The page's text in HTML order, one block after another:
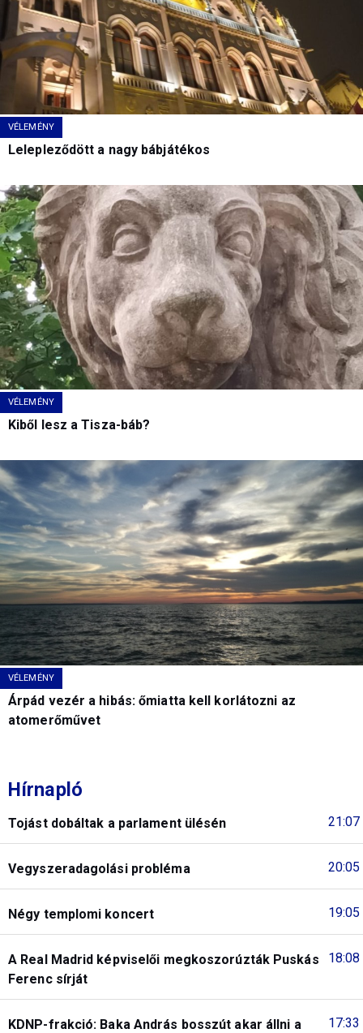
VÉLEMÉNY
Lelepleződött a nagy bábjátékos
VÉLEMÉNY
Kiből lesz a Tisza-báb?
VÉLEMÉNY
Árpád vezér a hibás: őmiatta kell korlátozni az
atomerőművet
Hírnapló
21:07
Tojást dobáltak a parlament ülésén
20:05
Vegyszeradagolási probléma
19:05
Négy templomi koncert
18:08
A Real Madrid képviselői megkoszorúzták Puskás
Ferenc sírját
17:33
KDNP-frakció: Baka András bosszút akar állni a